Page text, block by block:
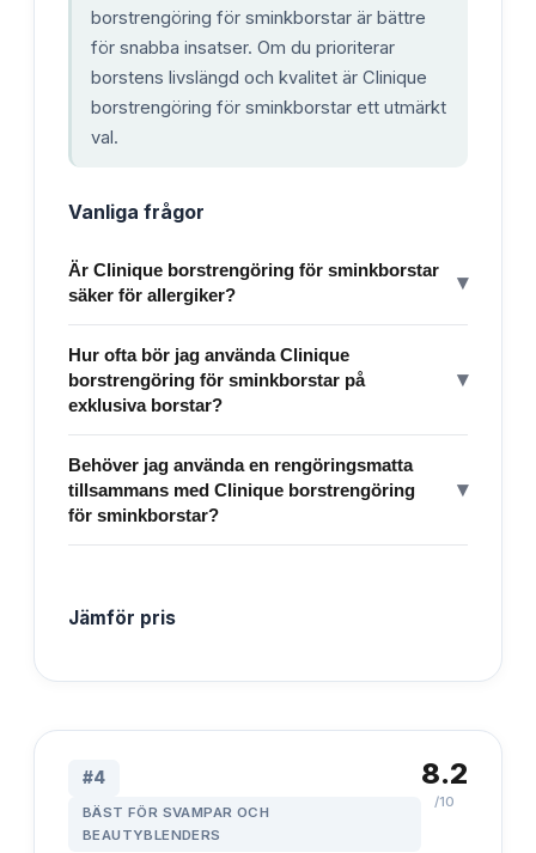
borstrengöring för sminkborstar är bättre
för snabba insatser. Om du prioriterar
borstens livslängd och kvalitet är Clinique
borstrengöring för sminkborstar ett utmärkt
val.
Vanliga frågor
Är Clinique borstrengöring för sminkborstar
säker för allergiker?
▾
Hur ofta bör jag använda Clinique
borstrengöring för sminkborstar på
exklusiva borstar?
▾
Behöver jag använda en rengöringsmatta
tillsammans med Clinique borstrengöring
för sminkborstar?
▾
Jämför pris
#4
BÄST FÖR SVAMPAR OCH
BEAUTYBLENDERS
8.2
/10